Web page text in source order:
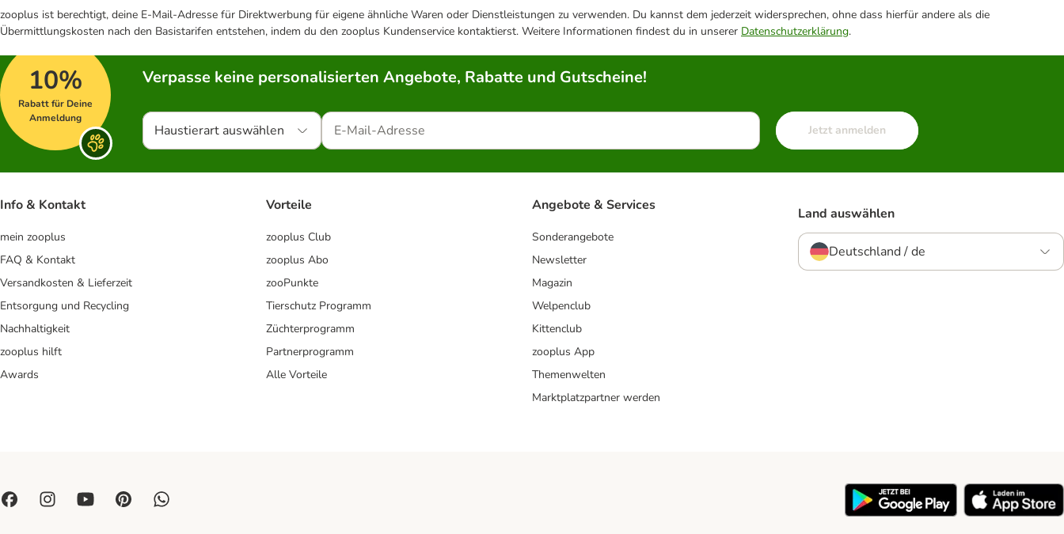
zooplus ist berechtigt, deine E-Mail-Adresse für Direktwerbung für eigene ähnliche Waren oder Dienstleistungen zu verwenden. Du kannst dem jederzeit widersprechen, ohne dass hierfür andere als die
Übermittlungskosten nach den Basistarifen entstehen, indem du den zooplus Kundenservice kontaktierst. Weitere Informationen findest du in unserer Datenschutzerklärung.
10%
Rabatt für Deine
Anmeldung
Verpasse keine personalisierten Angebote, Rabatte und Gutscheine!
Haustierart auswählen Jetzt anmelden
Info & Kontakt
mein zooplus
FAQ & Kontakt
Versandkosten & Lieferzeit
Entsorgung und Recycling
Nachhaltigkeit
zooplus hilft
Awards
Vorteile
zooplus Club
zooplus Abo
zooPunkte
Tierschutz Programm
Züchterprogramm
Partnerprogramm
Alle Vorteile
Angebote & Services
Sonderangebote
Newsletter
Magazin
Welpenclub
Kittenclub
zooplus App
Themenwelten
Marktplatzpartner werden
Land auswählen
Deutschland / de